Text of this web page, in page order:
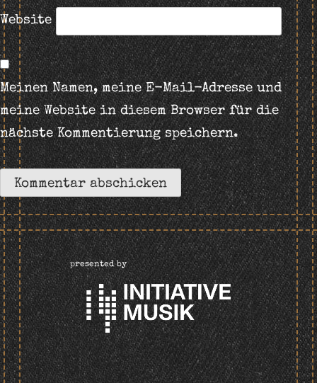
Website
Meinen Namen, meine E-Mail-Adresse und
meine Website in diesem Browser für die
nächste Kommentierung speichern.
presented by